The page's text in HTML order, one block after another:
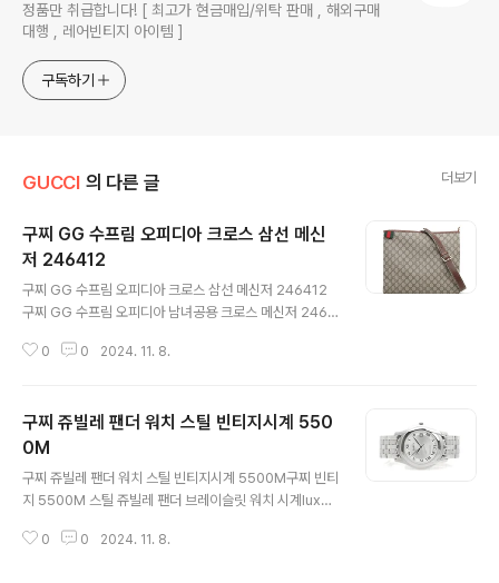
정품만 취급합니다! [ 최고가 현금매입/위탁 판매 , 해외구매
대행 , 레어빈티지 아이템 ]
구독하기
GUCCI 의 다른 글 더보기
구찌 GG 수프림 오피디아 크로스 삼선 메신
저 246412
구찌 GG 수프림 오피디아 크로스 삼선 메신저 246412
구찌 GG 수프림 오피디아 남녀공용 크로스 메신저 2464
공용 크로스백입니다 제일 큰 사이즈 제품이며P V C 소재
적으로 기본적인 사용흔적 보이며모서리 부분 미세 닳음
정도 보입니다내외부 오염 얼룩은 없습니다 자연스러운 사
용감으로편하게 사용하시기 좋습니다착한 가격에 만나보
세요 사이즈 : 34.5 * 29 CM부속품 : 자체제작더스트
600171687 구찌 GG 수프림 오피디아 크로스 삼선 메
0 0 2024. 11. 8.
구찌 쥬빌레 팬더 워치 스틸 빈티지시계 550
0M
구찌 쥬빌레 팬더 워치 스틸 빈티지시계 5500M구찌 빈티
지 5500M 스틸 쥬빌레 팬더 브레이슬릿 워치 시계luxav
입니다 5500 M 모델로 중형요즘 추세엔 여성분에게 적합
0 0 2024. 11. 8.